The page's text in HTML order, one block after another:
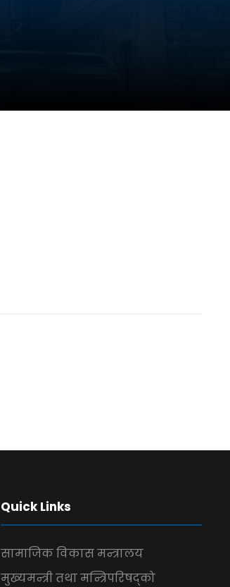
Quick Links
सामाजिक विकास मन्त्रालय
मुख्यमन्त्री तथा मन्त्रिपरिषद्को